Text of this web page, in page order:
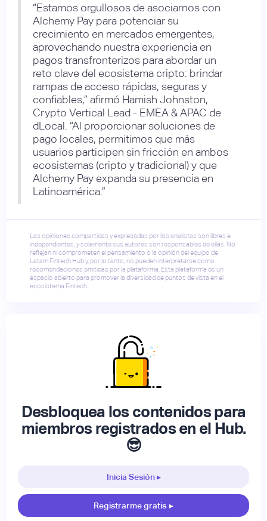
“Estamos orgullosos de asociarnos con
Alchemy Pay para potenciar su
crecimiento en mercados emergentes,
aprovechando nuestra experiencia en
pagos transfronterizos para abordar un
reto clave del ecosistema cripto: brindar
rampas de acceso rápidas, seguras y
confiables,” afirmó Hamish Johnston,
Crypto Vertical Lead - EMEA & APAC de
dLocal. “Al proporcionar soluciones de
pago locales, permitimos que más
usuarios participen sin fricción en ambos
ecosistemas (cripto y tradicional) y que
Alchemy Pay expanda su presencia en
Latinoamérica.”
Las opiniones compartidas y expresadas por los analistas son libres e
independientes, y solamente sus autores son responsables de ellas. No
reflejan ni comprometen el pensamiento o la opinión del equipo de
Latam Fintech Hub y, por lo tanto, no pueden interpretarse como
recomendaciones emitidas por la plataforma. Esta plataforma es un
espacio abierto para promover la diversidad de puntos de vista en el
ecosistema Fintech.
Desbloquea los contenidos para
miembros registrados en el Hub.
😎
Inicia Sesión ▸
Registrarme gratis ▸